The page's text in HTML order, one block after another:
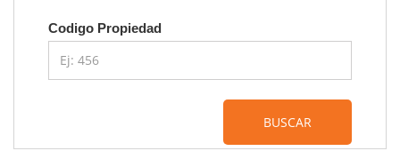
Codigo Propiedad
BUSCAR